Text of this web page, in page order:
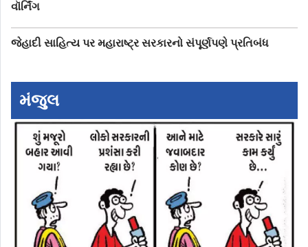
વૉર્નિંગ
જેહાદી સાહિત્ય પર મહારાષ્ટ્ર સરકારનો સંપૂર્ણપણે પ્રતિબંધ
મંજુલ